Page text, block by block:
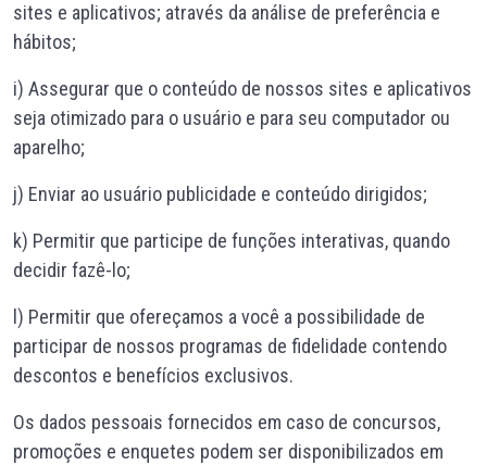
sites e aplicativos; através da análise de preferência e
hábitos;
i) Assegurar que o conteúdo de nossos sites e aplicativos
seja otimizado para o usuário e para seu computador ou
aparelho;
j) Enviar ao usuário publicidade e conteúdo dirigidos;
k) Permitir que participe de funções interativas, quando
decidir fazê-lo;
l) Permitir que ofereçamos a você a possibilidade de
participar de nossos programas de fidelidade contendo
descontos e benefícios exclusivos.
Os dados pessoais fornecidos em caso de concursos,
promoções e enquetes podem ser disponibilizados em